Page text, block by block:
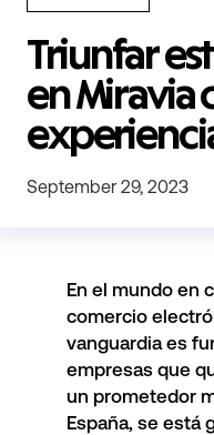
Triunfar
en Miravia
September 29, 2023
En el mundo en
comercio
vanguardia es
empresas que
un prometedor
España, se está